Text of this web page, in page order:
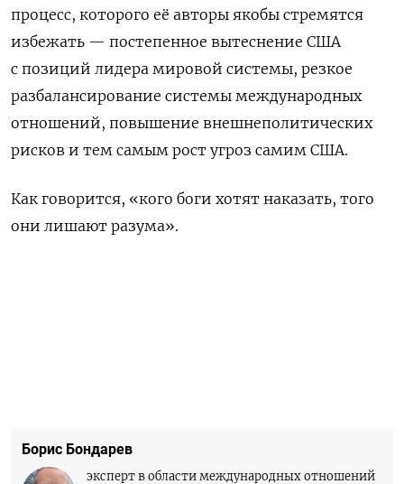
процесс, которого её авторы якобы стремятся
избежать — постепенное вытеснение США
с позиций лидера мировой системы, резкое
разбалансирование системы международных
отношений, повышение внешнеполитических
рисков и тем самым рост угроз самим США.
Как говорится, «кого боги хотят наказать, того
они лишают разума».
Борис Бондарев
эксперт в области международных отношений